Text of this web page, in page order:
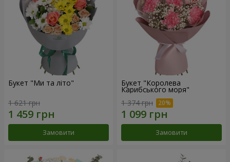
Букет "Ми та літо"
1 621 грн
Замовити
Букет "Королева
Карибського моря"
1 374 грн
Замовити